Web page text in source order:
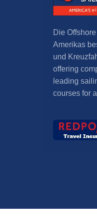
Die
Amerikas
und
offering
leading
courses for